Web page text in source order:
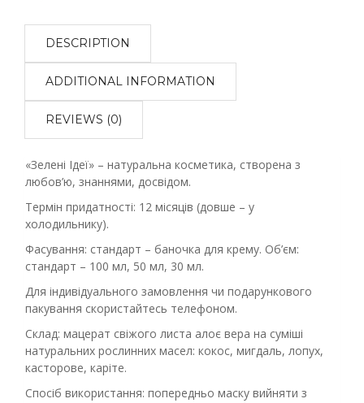
DESCRIPTION
ADDITIONAL INFORMATION
REVIEWS (0)
«Зелені Ідеї» – натуральна косметика, створена з
любов’ю, знаннями, досвідом.
Термін придатності: 12 місяців (довше – у
холодильнику).
Фасування: стандарт – баночка для крему. Об’єм:
стандарт – 100 мл, 50 мл, 30 мл.
Для індивідуального замовлення чи подарункового
пакування скористайтесь телефоном.
Склад: мацерат свіжого листа алоє вера на суміші
натуральних рослинних масел: кокос, мигдаль, лопух,
касторове, каріте.
Спосіб використання: попередньо маску вийняти з